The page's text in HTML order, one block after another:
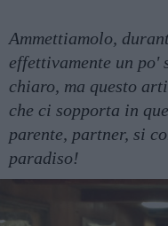
Ammettiamolo,
effettivamente un
chiaro, ma questo
che ci sopporta in
parente, partner, si
paradiso!